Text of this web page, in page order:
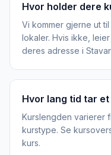
Hvor holder dere
Vi kommer gjerne ut
lokaler. Hvis ikke,
deres adresse i
Hvor lang tid tar
Kurslengden varierer
kurstype. Se
kurs.